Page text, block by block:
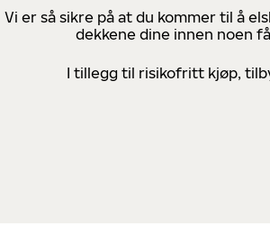
Vi er så sikre på at du kommer til å
dekkene dine innen noen
I tillegg til risikofritt kjøp,